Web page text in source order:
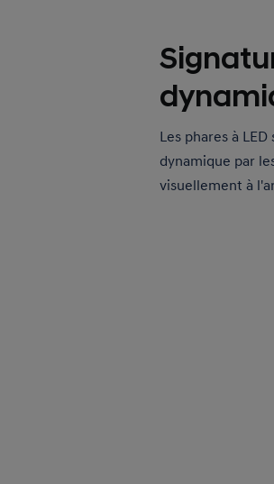
Les phares à
dynamique par
visuellement à